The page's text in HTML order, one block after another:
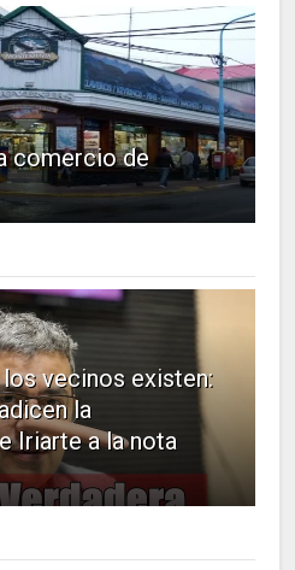
comercio de
vecinos existen:
la
Iriarte a la nota